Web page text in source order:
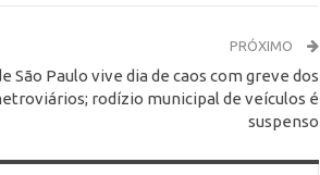
PRÓXIMO
São Paulo vive dia de caos com greve dos
rodízio municipal de veículos é
suspenso